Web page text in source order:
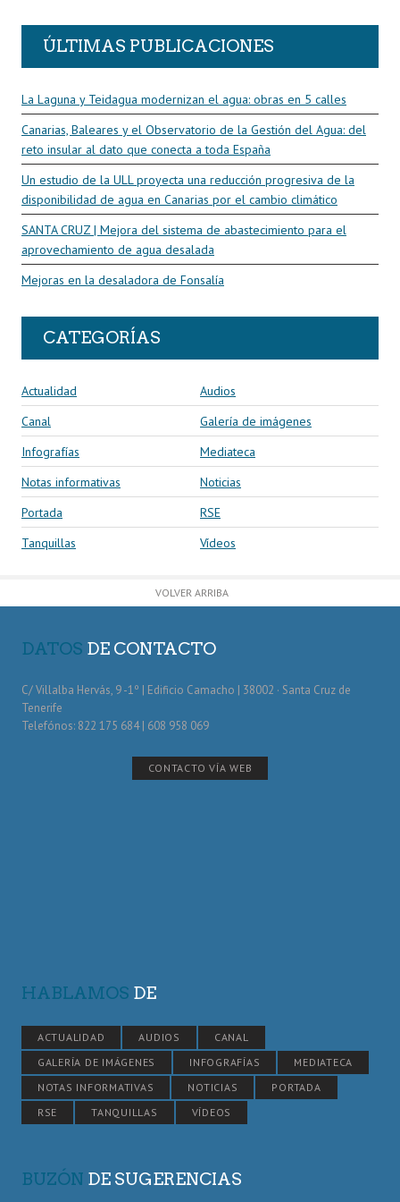
ÚLTIMAS PUBLICACIONES
La Laguna y Teidagua modernizan el agua: obras en 5 calles
Canarias, Baleares y el Observatorio de la Gestión del Agua: del
reto insular al dato que conecta a toda España
Un estudio de la ULL proyecta una reducción progresiva de la
disponibilidad de agua en Canarias por el cambio climático
SANTA CRUZ | Mejora del sistema de abastecimiento para el
aprovechamiento de agua desalada
Mejoras en la desaladora de Fonsalía
CATEGORÍAS
Actualidad
Audios
Canal
Galería de imágenes
Infografías
Mediateca
Notas informativas
Noticias
Portada
RSE
Tanquillas
Vídeos
VOLVER ARRIBA
DATOS DE CONTACTO
C/ Villalba Hervás, 9 -1º | Edificio Camacho | 38002 · Santa Cruz de
Tenerife
Telefónos: 822 175 684 | 608 958 069
CONTACTO VÍA WEB
HABLAMOS DE
ACTUALIDAD AUDIOS
CANAL
GALERÍA DE IMÁGENES
INFOGRAFÍAS
MEDIATECA
NOTAS INFORMATIVAS
NOTICIAS
PORTADA
RSE
TANQUILLAS VÍDEOS
BUZÓN DE SUGERENCIAS